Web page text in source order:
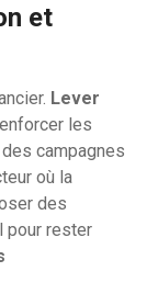
et
Lever
les
campagnes
où la
des
pour rester